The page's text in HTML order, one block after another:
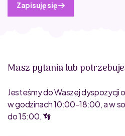
Zapisuję się
Masz pytania lub
Jesteśmy do Waszej dyspozycji
w godzinach 10:00–18:00, a w
do 15:00. 👣